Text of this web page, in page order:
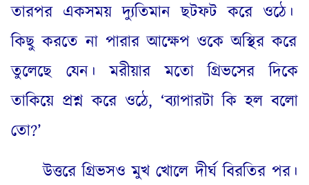
তারপর একসময় দ্যুতিমান ছটফট করে ওঠে ।
কিছু করতে না পারার আক্ষেপ ওকে অস্থির করে
তুলেছে যেন। মরীয়ার মতো গ্রিভসের দিকে
তাকিয়ে প্রশ্ন করে ওঠে, ‘ব্যাপারটা কি হল বলো
তো?’
উত্তরে গ্রিভসও মুখ খোলে দীর্ঘ বিরতির পর।